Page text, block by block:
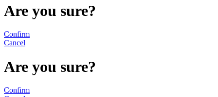
Are you sure?
Confirm
Cancel
Are you sure?
Confirm